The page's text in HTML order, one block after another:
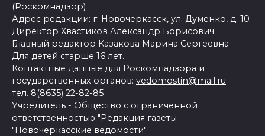
(Роскомнадзор)
Адрес редакции: г. Новочеркасск, ул. Думенко, д. 10
Директор Хвастиков Александр Борисович
Главный редактор Казакова Марина Сергеевна
Для детей старше 16 лет.
Контактные данные для Роскомнадзора и
государственных органов: vedomostin@mail.ru
тел. 8(8635) 22-82-85
Учредитель - Общество с ограниченной
ответственностью "Редакция газеты
"Новочеркасские ведомости"